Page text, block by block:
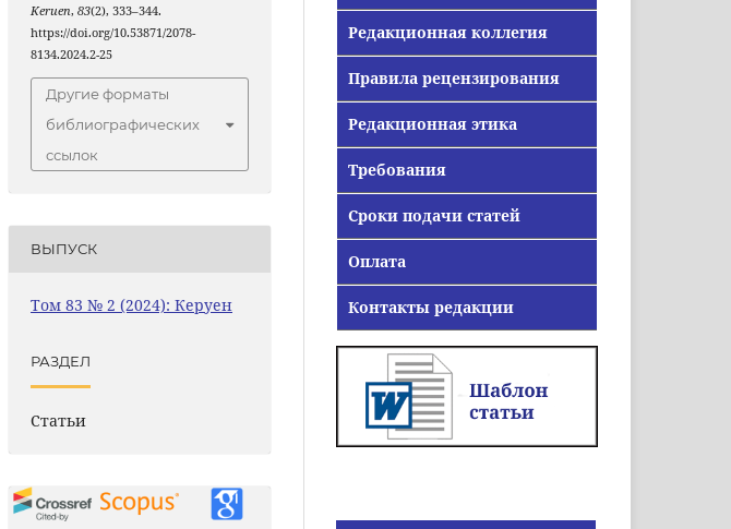
Keruen,83(2), 333–344.
https://doi.org/10.53871/2078-
8134.2024.2-25
Другие форматы
библиографических
ссылок
ВЫПУСК
Том 83 № 2 (2024): Керуен
РАЗДЕЛ
Статьи
Редакционная коллегия
Правила рецензирования
Редакционная этика
Требования
Сроки подачи статей
Оплата
Контакты редакции